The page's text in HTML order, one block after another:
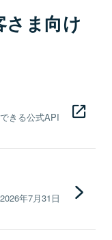
さま向け
きる公式API
年7月31日